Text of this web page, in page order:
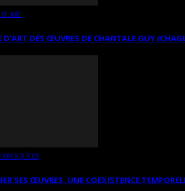
D’ART DES ŒUVRES DE CHANTALE GUY
SES ŒUVRES. UNE COEXISTENCE